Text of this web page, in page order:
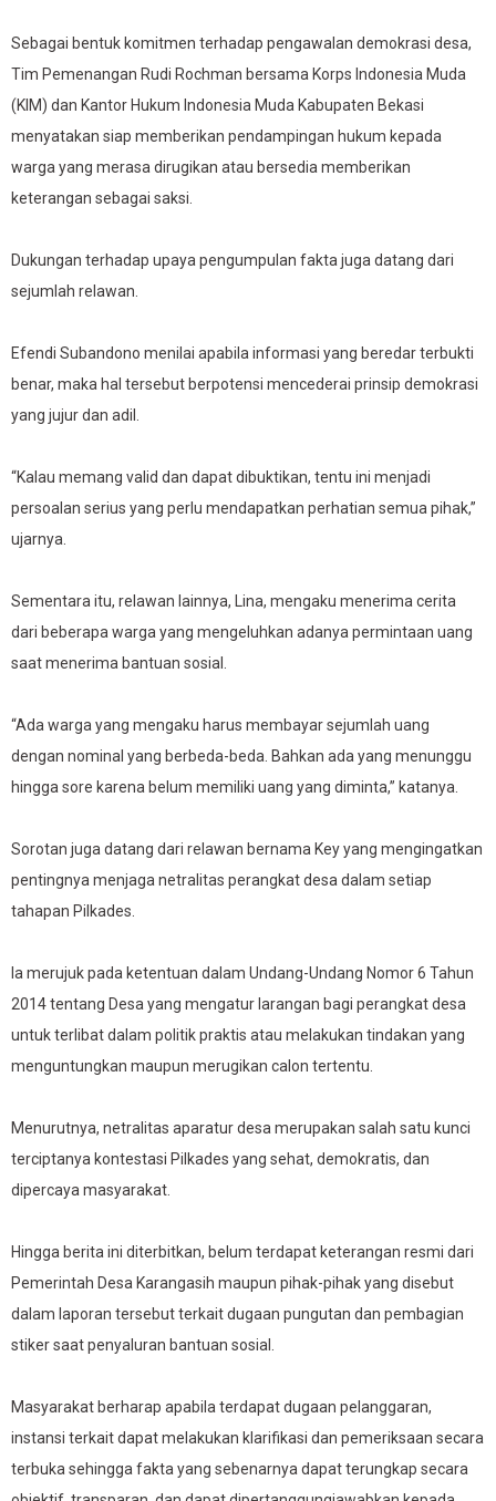
Sebagai bentuk komitmen terhadap pengawalan demokrasi desa,
Tim Pemenangan Rudi Rochman bersama Korps Indonesia Muda
(KIM) dan Kantor Hukum Indonesia Muda Kabupaten Bekasi
menyatakan siap memberikan pendampingan hukum kepada
warga yang merasa dirugikan atau bersedia memberikan
keterangan sebagai saksi.
Dukungan terhadap upaya pengumpulan fakta juga datang dari
sejumlah relawan.
Efendi Subandono menilai apabila informasi yang beredar terbukti
benar, maka hal tersebut berpotensi mencederai prinsip demokrasi
yang jujur dan adil.
“Kalau memang valid dan dapat dibuktikan, tentu ini menjadi
persoalan serius yang perlu mendapatkan perhatian semua pihak,”
ujarnya.
Sementara itu, relawan lainnya, Lina, mengaku menerima cerita
dari beberapa warga yang mengeluhkan adanya permintaan uang
saat menerima bantuan sosial.
“Ada warga yang mengaku harus membayar sejumlah uang
dengan nominal yang berbeda-beda. Bahkan ada yang menunggu
hingga sore karena belum memiliki uang yang diminta,” katanya.
Sorotan juga datang dari relawan bernama Key yang mengingatkan
pentingnya menjaga netralitas perangkat desa dalam setiap
tahapan Pilkades.
Ia merujuk pada ketentuan dalam Undang-Undang Nomor 6 Tahun
2014 tentang Desa yang mengatur larangan bagi perangkat desa
untuk terlibat dalam politik praktis atau melakukan tindakan yang
menguntungkan maupun merugikan calon tertentu.
Menurutnya, netralitas aparatur desa merupakan salah satu kunci
terciptanya kontestasi Pilkades yang sehat, demokratis, dan
dipercaya masyarakat.
Hingga berita ini diterbitkan, belum terdapat keterangan resmi dari
Pemerintah Desa Karangasih maupun pihak-pihak yang disebut
dalam laporan tersebut terkait dugaan pungutan dan pembagian
stiker saat penyaluran bantuan sosial.
Masyarakat berharap apabila terdapat dugaan pelanggaran,
instansi terkait dapat melakukan klarifikasi dan pemeriksaan secara
terbuka sehingga fakta yang sebenarnya dapat terungkap secara